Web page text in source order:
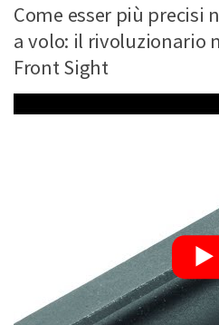
Come esser più precisi
a volo: il rivoluzionario
Front Sight